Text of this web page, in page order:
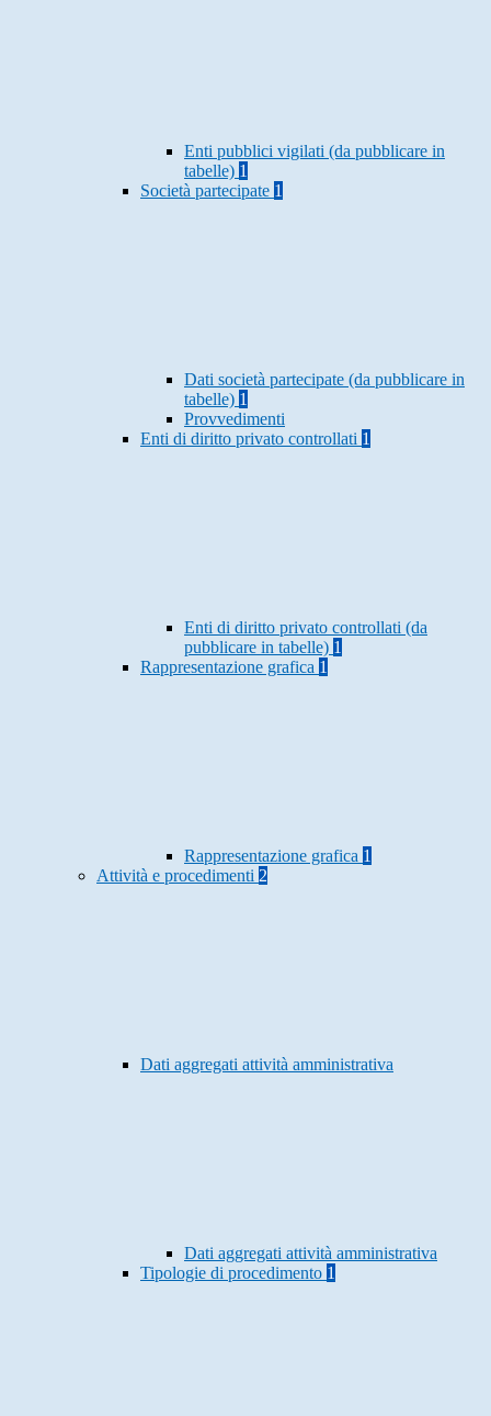
Enti pubblici vigilati (da pubblicare in
tabelle) 1
Società partecipate 1
Dati società partecipate (da pubblicare in
tabelle) 1
Provvedimenti
Enti di diritto privato controllati 1
Enti di diritto privato controllati (da
pubblicare in tabelle) 1
Rappresentazione grafica 1
Rappresentazione grafica 1
Attività e procedimenti 2
Dati aggregati attività amministrativa
Dati aggregati attività amministrativa
Tipologie di procedimento 1